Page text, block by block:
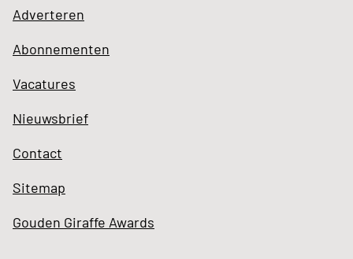
Adverteren
Abonnementen
Vacatures
Nieuwsbrief
Contact
Sitemap
Gouden Giraffe Awards